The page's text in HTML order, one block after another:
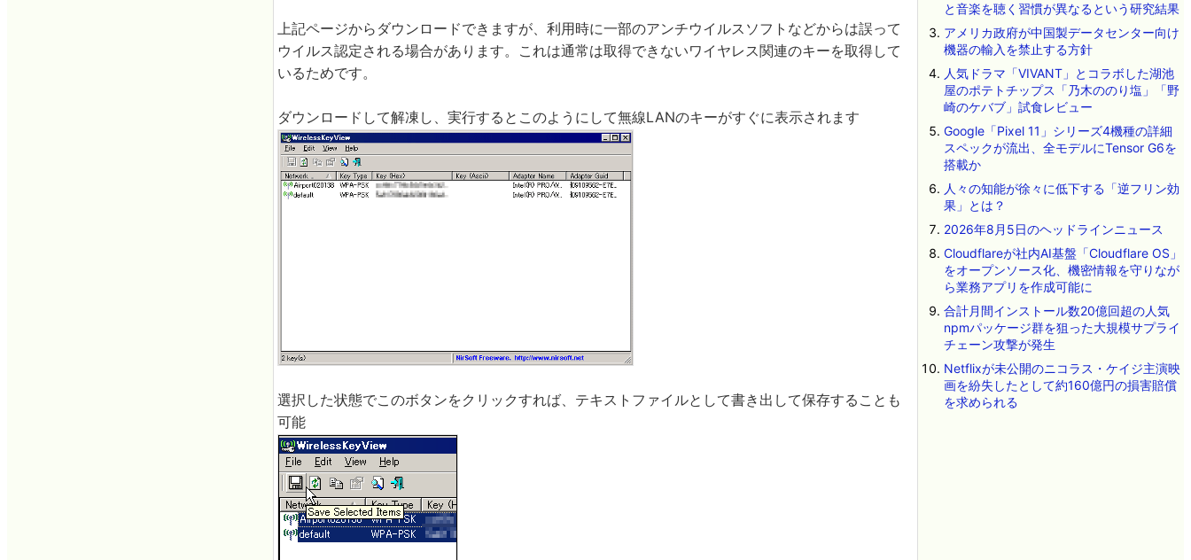
上記ページからダウンロードできますが、利用時に一部のアンチウイルスソフトなどからは誤って
ウイルス認定される場合があります。これは通常は取得できないワイヤレス関連のキーを取得して
いるためです。
ダウンロードして解凍し、実行するとこのようにして無線LANのキーがすぐに表示されます
選択した状態でこのボタンをクリックすれば、テキストファイルとして書き出して保存することも
可能
と音楽を聴く習慣が異なるという研究結果
アメリカ政府が中国製データセンター向け
機器の輸入を禁止する方針
人気ドラマ「VIVANT」とコラボした湖池
屋のポテトチップス「乃木ののり塩」「野
崎のケバブ」試食レビュー
Google「Pixel 11」シリーズ4機種の詳細
スペックが流出、全モデルにTensor G6を
搭載か
人々の知能が徐々に低下する「逆フリン効
果」とは？
2026年8月5日のヘッドラインニュース
Cloudflareが社内AI基盤「Cloudflare OS」
をオープンソース化、機密情報を守りなが
ら業務アプリを作成可能に
合計月間インストール数20億回超の人気
npmパッケージ群を狙った大規模サプライ
チェーン攻撃が発生
Netflixが未公開のニコラス・ケイジ主演映
画を紛失したとして約160億円の損害賠償
を求められる